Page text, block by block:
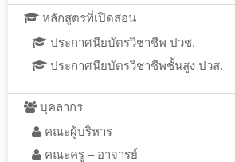
หลักสูตรที่เปิดสอน
ประกาศนียบัตรวิชาชีพ ปวช.
ประกาศนียบัตรวิชาชีพชั้นสูง ปวส.
บุคลากร
คณะผู้บริหาร
คณะครู – อาจารย์